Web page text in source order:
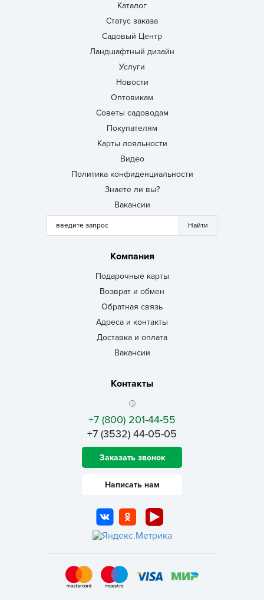
Каталог
Статус заказа
Садовый Центр
Ландшафтный дизайн
Услуги
Новости
Оптовикам
Советы садоводам
Покупателям
Карты лояльности
Видео
Политика конфиденциальности
Знаете ли вы?
Вакансии
Компания
Подарочные карты
Возврат и обмен
Обратная связь
Адреса и контакты
Доставка и оплата
Вакансии
Контакты
+7 (800) 201-44-55
+7 (3532) 44-05-05
Заказать звонок
Написать нам